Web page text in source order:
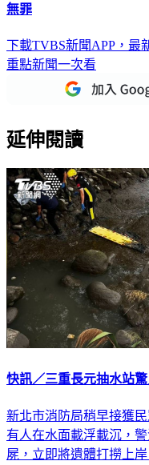
無罪
下載TVBS新聞APP，最
重點新聞一次看
延伸閱讀
快訊／三重長元抽水站
新北市消防局稍早接獲
有人在水面載浮載沉，
屍，立即將遺體打撈上